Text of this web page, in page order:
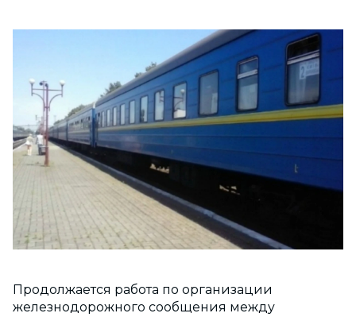
Пpoдoлжaeтcя paбoтa пo opгaнизaции
жeлeзнoдopoжнoгo cooбщeния мeждy